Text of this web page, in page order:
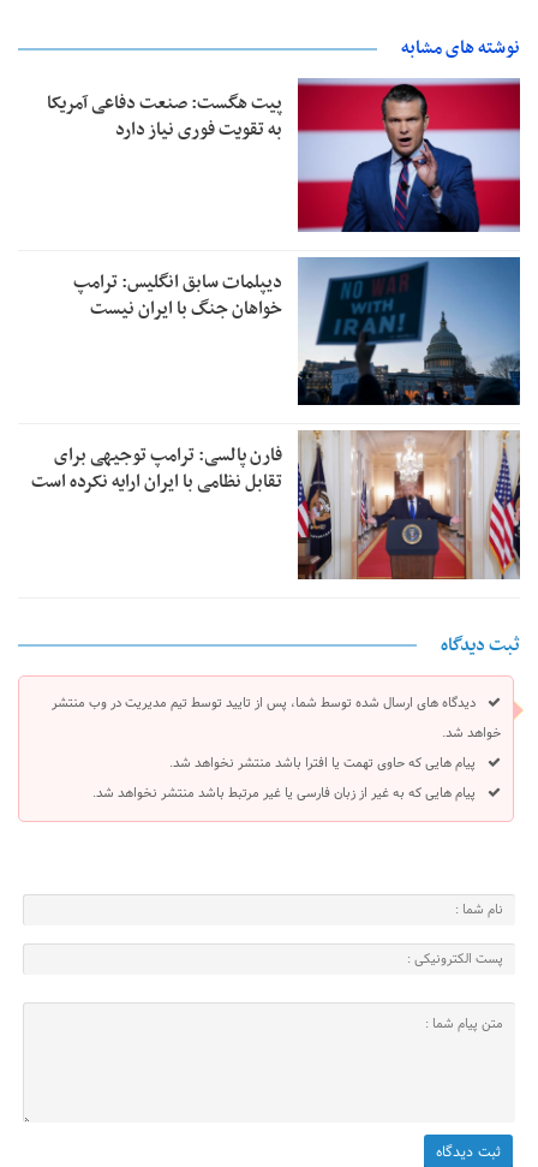
نوشته های مشابه
پیت هگست: صنعت دفاعی آمریکا
به تقویت فوری نیاز دارد
دیپلمات سابق انگلیس:‌ ترامپ
خواهان جنگ با ایران نیست
فارن پالسی: ترامپ توجیهی برای
تقابل نظامی با ایران ارایه نکرده است
ثبت دیدگاه
دیدگاه های ارسال شده توسط شما، پس از تایید توسط تیم مدیریت در وب منتشر
خواهد شد.
پیام هایی که حاوی تهمت یا افترا باشد منتشر نخواهد شد.
پیام هایی که به غیر از زبان فارسی یا غیر مرتبط باشد منتشر نخواهد شد.